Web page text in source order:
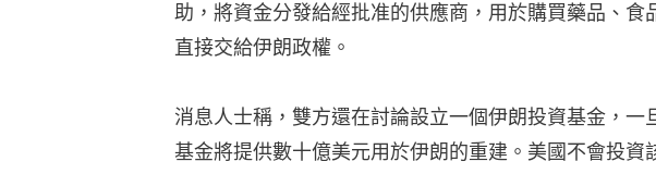
助，將資金分發給經批准的供應商，用於購買藥品、食
直接交給伊朗政權。
消息人士稱，雙方還在討論設立一個伊朗投資基金，一
基金將提供數十億美元用於伊朗的重建。美國不會投資